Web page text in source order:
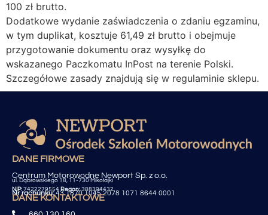
100 zł brutto.
Dodatkowe wydanie zaświadczenia o zdaniu egzaminu,
w tym duplikat, kosztuje 61,49 zł brutto i obejmuje
przygotowanie dokumentu oraz wysyłkę do
wskazanego Paczkomatu InPost na terenie Polski.
Szczegółowe zasady znajdują się w regulaminie sklepu.
DANE FIRMOWE
Centrum Motorowodne Newport Sp. z o.o.
ul. Dąbrowskiego 18, 11-730 Mikołajki
NIP: 7422279554 Regon: 388394432
Nr rachunku:43 1870 1045 2078 1071 8644 0001
DANE KONTAKTOWE